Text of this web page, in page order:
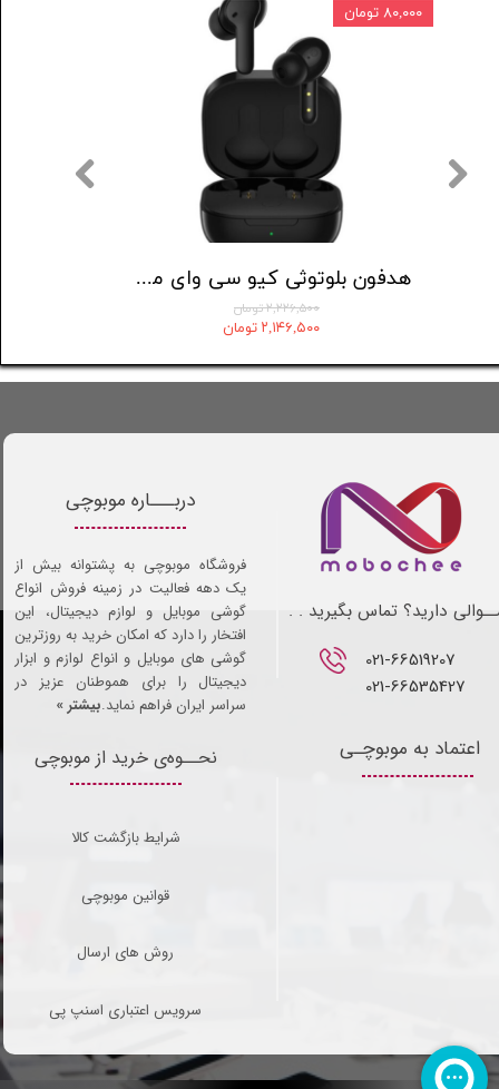
هدفون بلوتوثی کیو سی وای مدل T13
۲,۲۲۶,۵۰۰ تومان
۲,۱۴۶,۵۰۰ تومان
۸۰,۰۰۰ تومان
021-66519207​​​​​​​
021-66535427
دارید؟ تماس بگیرید . .
نحــوه‌ی خرید از موبوچی
شرایط بازگشت کالا
قوانین موبوچی
روش های ارسال
سرویس اعتباری اسنپ پی
اعتماد به موبوچـی
دربـــاره موبوچی
فروشگاه موبوچی به پشتوانه بیش از
یک دهه فعالیت در زمینه فروش انواع
گوشی موبایل و لوازم دیجیتال، این
افتخار را دارد که امکان خرید به روزترین
گوشی های موبایل و انواع لوازم و ابزار
دیجیتال را برای هموطنان عزیز در
سراسر ایران فراهم نماید.بیشتر »